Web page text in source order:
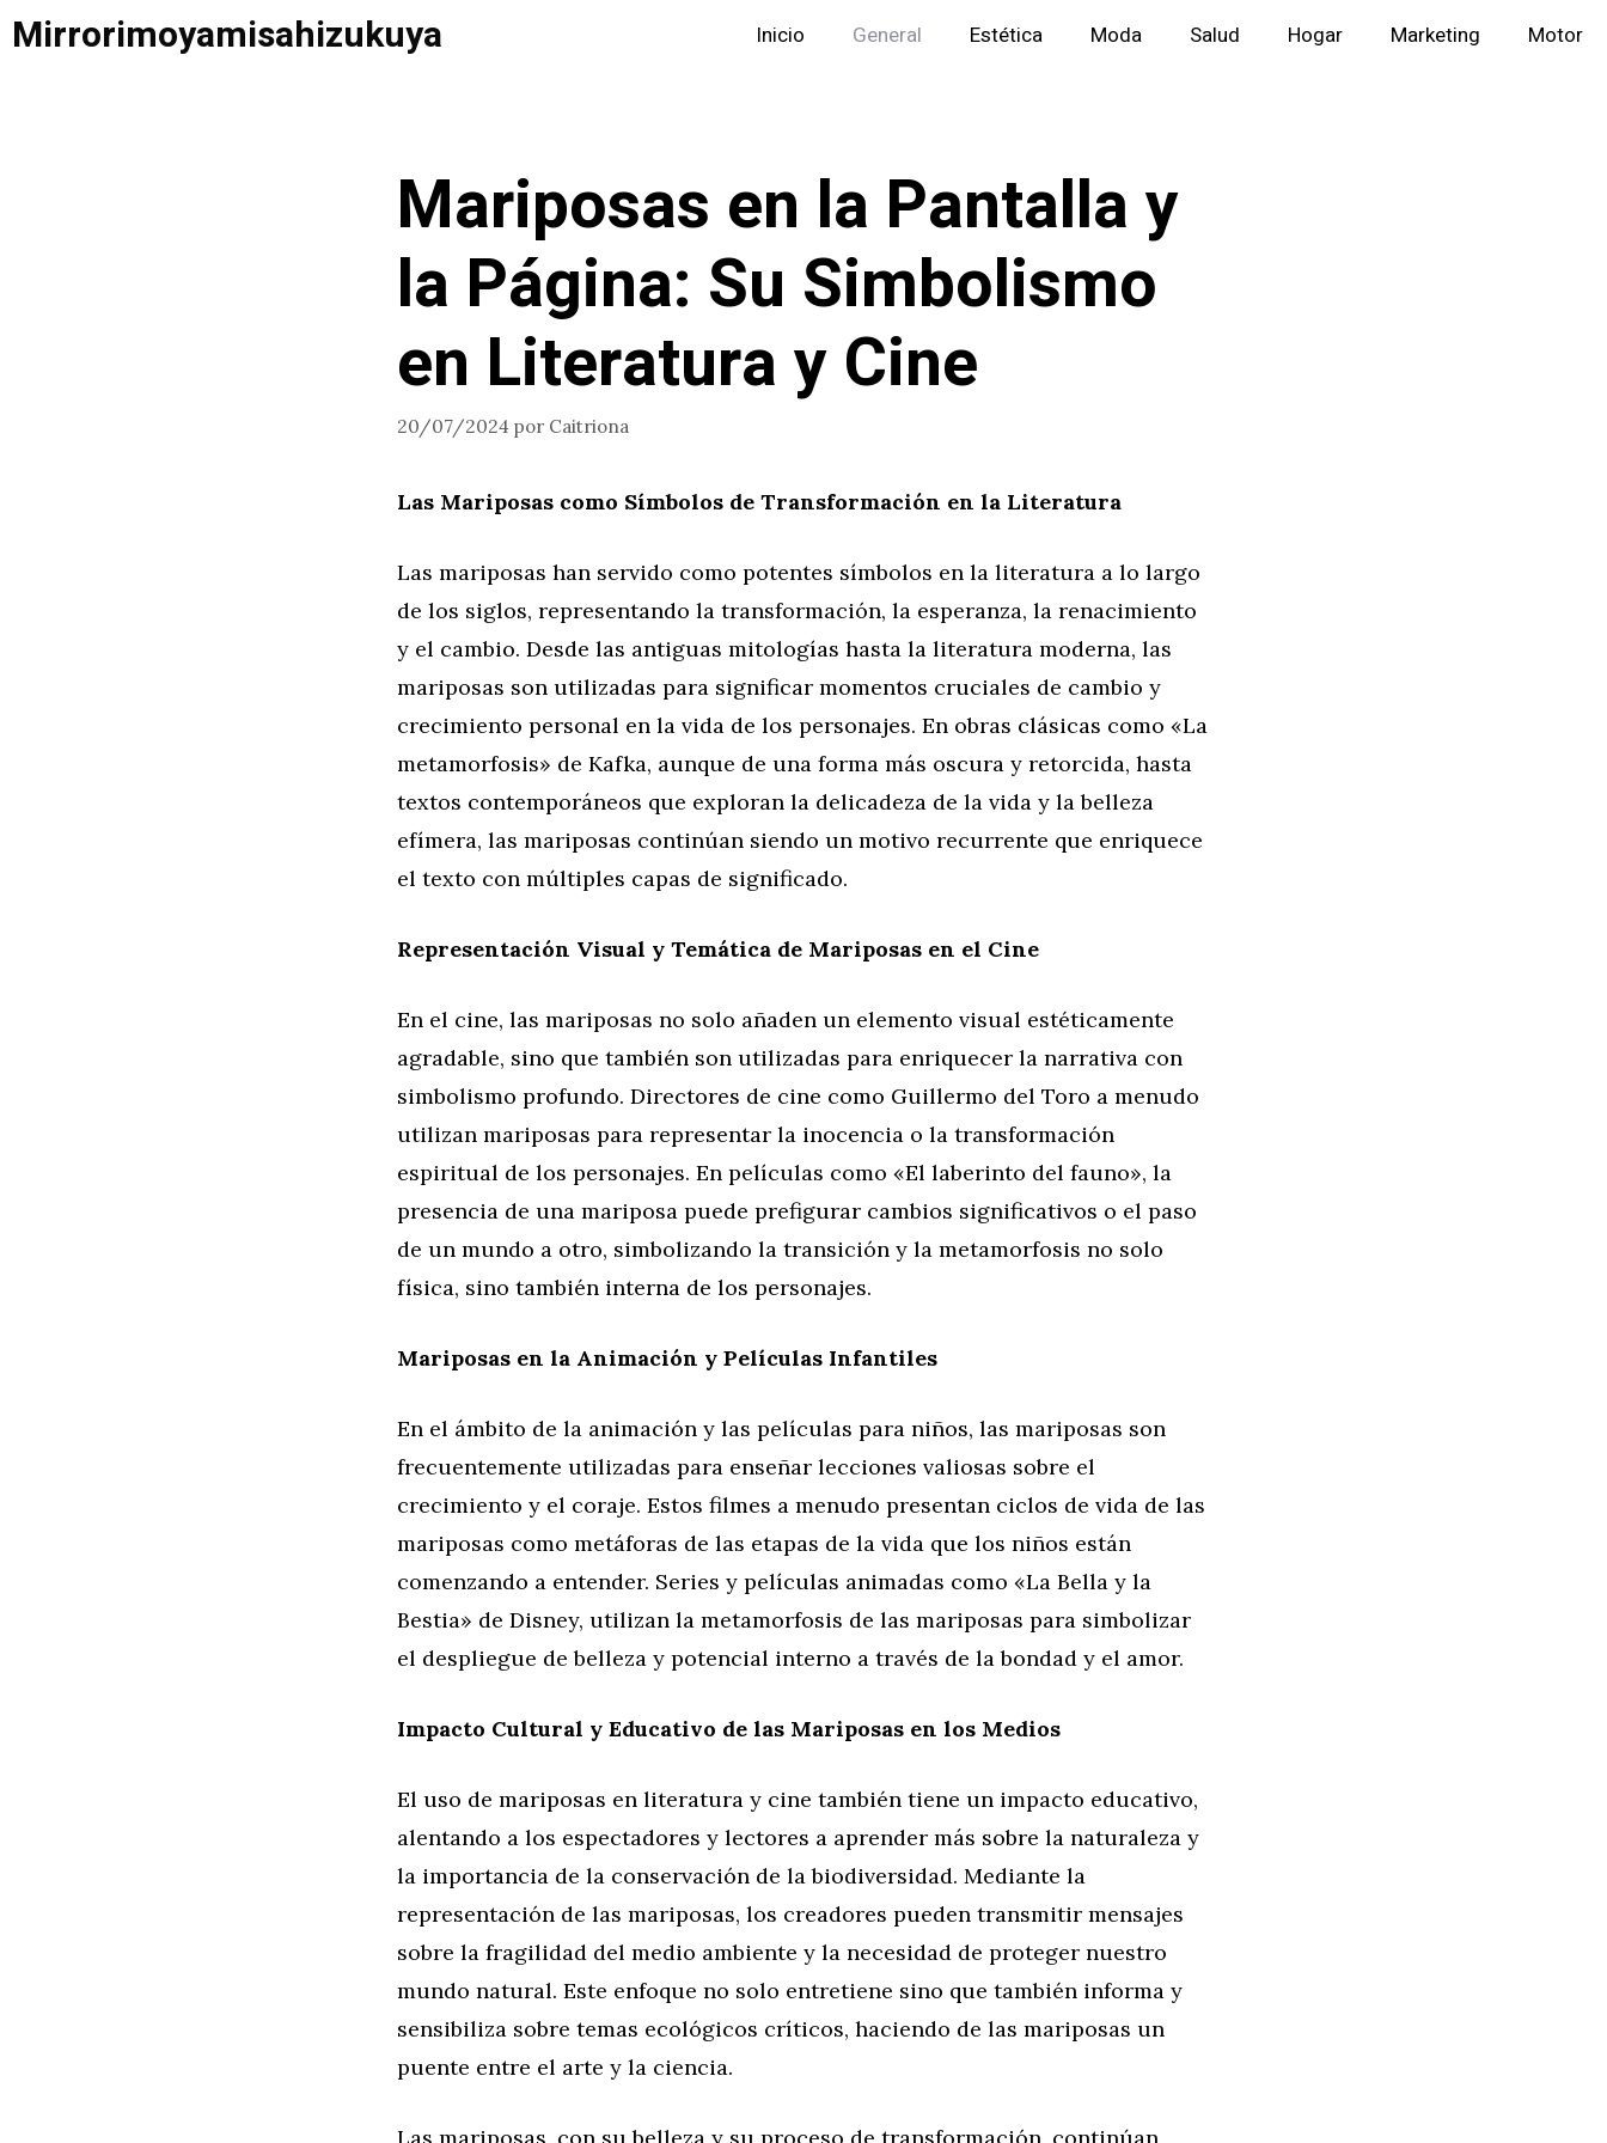
Saltar
alMirrorimoyamisahizukuya Inicio General Estética Moda Salud Hogar Marketing Motor
Mariposas en la Pantalla y
la Página: Su Simbolismo
en Literatura y Cine
20/07/2024 por Caitriona
Las Mariposas como Símbolos de Transformación en la Literatura
Las mariposas han servido como potentes símbolos en la literatura a lo largo
de los siglos, representando la transformación, la esperanza, la renacimiento
y el cambio. Desde las antiguas mitologías hasta la literatura moderna, las
mariposas son utilizadas para significar momentos cruciales de cambio y
crecimiento personal en la vida de los personajes. En obras clásicas como «La
metamorfosis» de Kafka, aunque de una forma más oscura y retorcida, hasta
textos contemporáneos que exploran la delicadeza de la vida y la belleza
efímera, las mariposas continúan siendo un motivo recurrente que enriquece
el texto con múltiples capas de significado.
Representación Visual y Temática de Mariposas en el Cine
En el cine, las mariposas no solo añaden un elemento visual estéticamente
agradable, sino que también son utilizadas para enriquecer la narrativa con
simbolismo profundo. Directores de cine como Guillermo del Toro a menudo
utilizan mariposas para representar la inocencia o la transformación
espiritual de los personajes. En películas como «El laberinto del fauno», la
presencia de una mariposa puede prefigurar cambios significativos o el paso
de un mundo a otro, simbolizando la transición y la metamorfosis no solo
física, sino también interna de los personajes.
Mariposas en la Animación y Películas Infantiles
En el ámbito de la animación y las películas para niños, las mariposas son
frecuentemente utilizadas para enseñar lecciones valiosas sobre el
crecimiento y el coraje. Estos filmes a menudo presentan ciclos de vida de las
mariposas como metáforas de las etapas de la vida que los niños están
comenzando a entender. Series y películas animadas como «La Bella y la
Bestia» de Disney, utilizan la metamorfosis de las mariposas para simbolizar
el despliegue de belleza y potencial interno a través de la bondad y el amor.
Impacto Cultural y Educativo de las Mariposas en los Medios
El uso de mariposas en literatura y cine también tiene un impacto educativo,
alentando a los espectadores y lectores a aprender más sobre la naturaleza y
la importancia de la conservación de la biodiversidad. Mediante la
representación de las mariposas, los creadores pueden transmitir mensajes
sobre la fragilidad del medio ambiente y la necesidad de proteger nuestro
mundo natural. Este enfoque no solo entretiene sino que también informa y
sensibiliza sobre temas ecológicos críticos, haciendo de las mariposas un
puente entre el arte y la ciencia.
Las mariposas, con su belleza y su proceso de transformación, continúan